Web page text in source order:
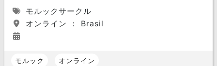
モルックサークル
オンライン ： Brasil
モルック オンライン